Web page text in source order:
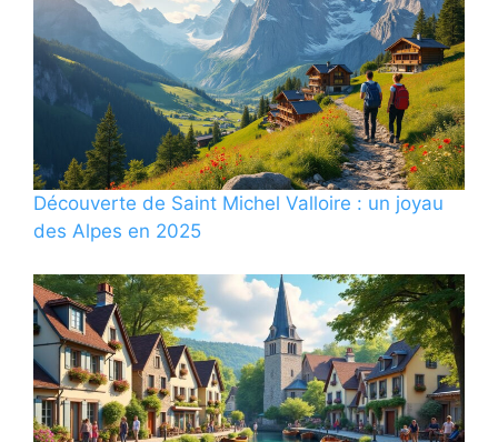
Découverte de Saint Michel Valloire : un joyau
des Alpes en 2025